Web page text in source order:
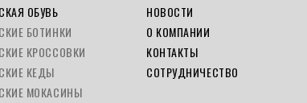
ОБУВЬ
БОТИНКИ
КРОССОВКИ
КЕДЫ
МОКАСИНЫ
НОВОСТИ
О КОМПАНИИ
КОНТАКТЫ
СОТРУДНИЧЕСТВО